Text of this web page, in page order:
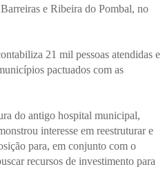
e Ribeira do Pombal, no
21 mil pessoas atendidas e
pactuados com as
do antigo hospital municipal,
interesse em reestruturar e
para, em conjunto com o
recursos de investimento para